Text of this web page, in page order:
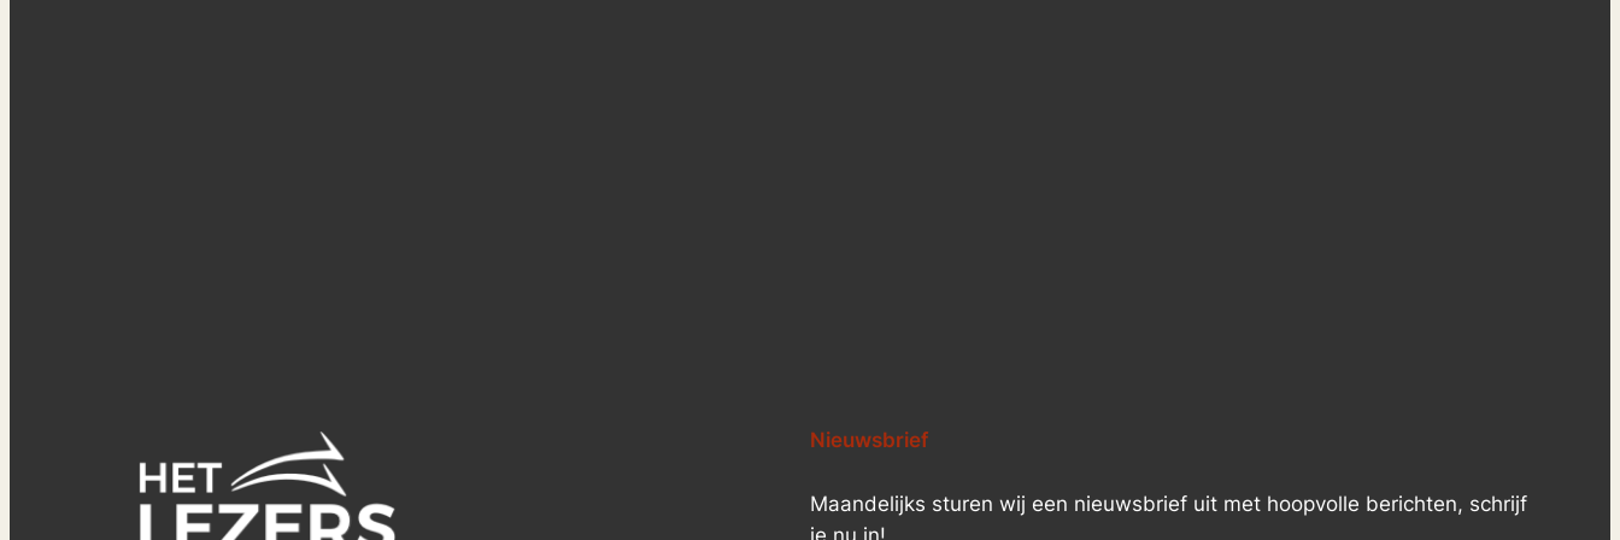
Nieuwsbrief
Maandelijks sturen wij een nieuwsbrief uit met hoopvolle berichten, schrijf